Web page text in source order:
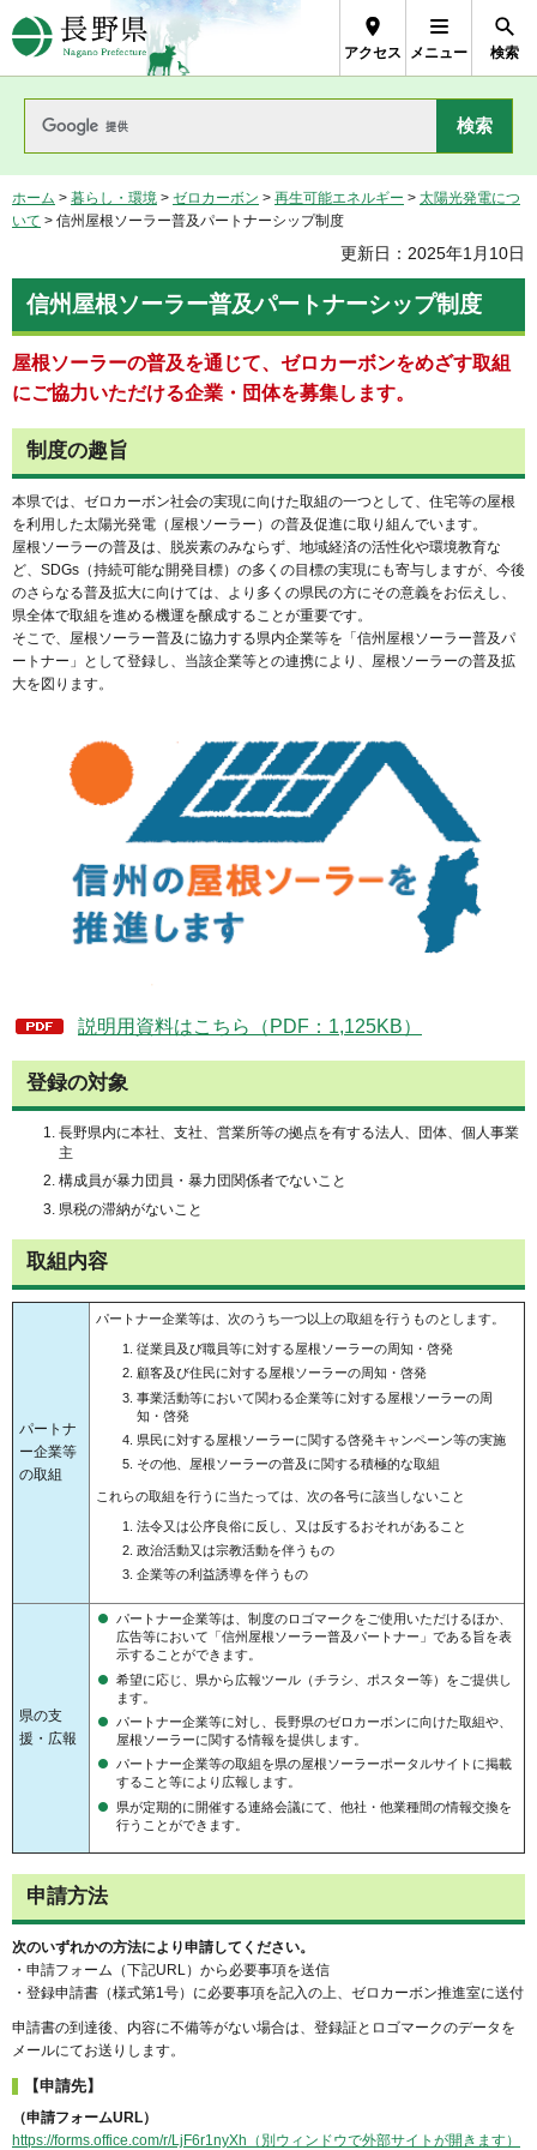
長野県Nagano Prefecture
アクセス メニュー 検索
ホーム > 暮らし・環境 > ゼロカーボン > 再生可能エネルギー > 太陽光発電につ
いて > 信州屋根ソーラー普及パートナーシップ制度
更新日：2025年1月10日
信州屋根ソーラー普及パートナーシップ制度
屋根ソーラーの普及を通じて、ゼロカーボンをめざす取組
にご協力いただける企業・団体を募集します。
制度の趣旨
本県では、ゼロカーボン社会の実現に向けた取組の一つとして、住宅等の屋根
を利用した太陽光発電（屋根ソーラー）の普及促進に取り組んでいます。
屋根ソーラーの普及は、脱炭素のみならず、地域経済の活性化や環境教育な
ど、SDGs（持続可能な開発目標）の多くの目標の実現にも寄与しますが、今後
のさらなる普及拡大に向けては、より多くの県民の方にその意義をお伝えし、
県全体で取組を進める機運を醸成することが重要です。
そこで、屋根ソーラー普及に協力する県内企業等を「信州屋根ソーラー普及パ
ートナー」として登録し、当該企業等との連携により、屋根ソーラーの普及拡
大を図ります。
説明用資料はこちら（PDF：1,125KB）
登録の対象
長野県内に本社、支社、営業所等の拠点を有する法人、団体、個人事業
主
構成員が暴力団員・暴力団関係者でないこと
県税の滞納がないこと
取組内容
パートナ
ー企業等
の取組
パートナー企業等は、次のうち一つ以上の取組を行うものとします。
従業員及び職員等に対する屋根ソーラーの周知・啓発
顧客及び住民に対する屋根ソーラーの周知・啓発
事業活動等において関わる企業等に対する屋根ソーラーの周
知・啓発
県民に対する屋根ソーラーに関する啓発キャンペーン等の実施
その他、屋根ソーラーの普及に関する積極的な取組
これらの取組を行うに当たっては、次の各号に該当しないこと
法令又は公序良俗に反し、又は反するおそれがあること
政治活動又は宗教活動を伴うもの
企業等の利益誘導を伴うもの
県の支
援・広報
パートナー企業等は、制度のロゴマークをご使用いただけるほか、
広告等において「信州屋根ソーラー普及パートナー」である旨を表
示することができます。
希望に応じ、県から広報ツール（チラシ、ポスター等）をご提供し
ます。
パートナー企業等に対し、長野県のゼロカーボンに向けた取組や、
屋根ソーラーに関する情報を提供します。
パートナー企業等の取組を県の屋根ソーラーポータルサイトに掲載
すること等により広報します。
県が定期的に開催する連絡会議にて、他社・他業種間の情報交換を
行うことができます。
申請方法
次のいずれかの方法により申請してください。
・申請フォーム（下記URL）から必要事項を送信
・登録申請書（様式第1号）に必要事項を記入の上、ゼロカーボン推進室に送付
申請書の到達後、内容に不備等がない場合は、登録証とロゴマークのデータを
メールにてお送りします。
【申請先】
（申請フォームURL）
https://forms.office.com/r/LjF6r1nyXh（別ウィンドウで外部サイトが開きます）